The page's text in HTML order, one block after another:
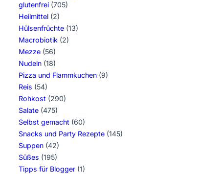
glutenfrei (705)
Heilmittel (2)
Hülsenfrüchte (13)
Macrobiotik (2)
Mezze (56)
Nudeln (18)
Pizza und Flammkuchen (9)
Reis (54)
Rohkost (290)
Salate (475)
Selbst gemacht (60)
Snacks und Party Rezepte (145)
Suppen (42)
Süßes (195)
Tipps für Blogger (1)